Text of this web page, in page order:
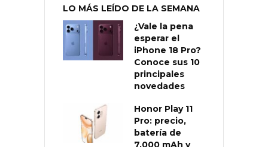
LO MÁS LEÍDO DE LA SEMANA
¿Vale la pena
esperar el
iPhone 18 Pro?
Conoce sus 10
principales
novedades
Honor Play 11
Pro: precio,
batería de
7.000 mAh y